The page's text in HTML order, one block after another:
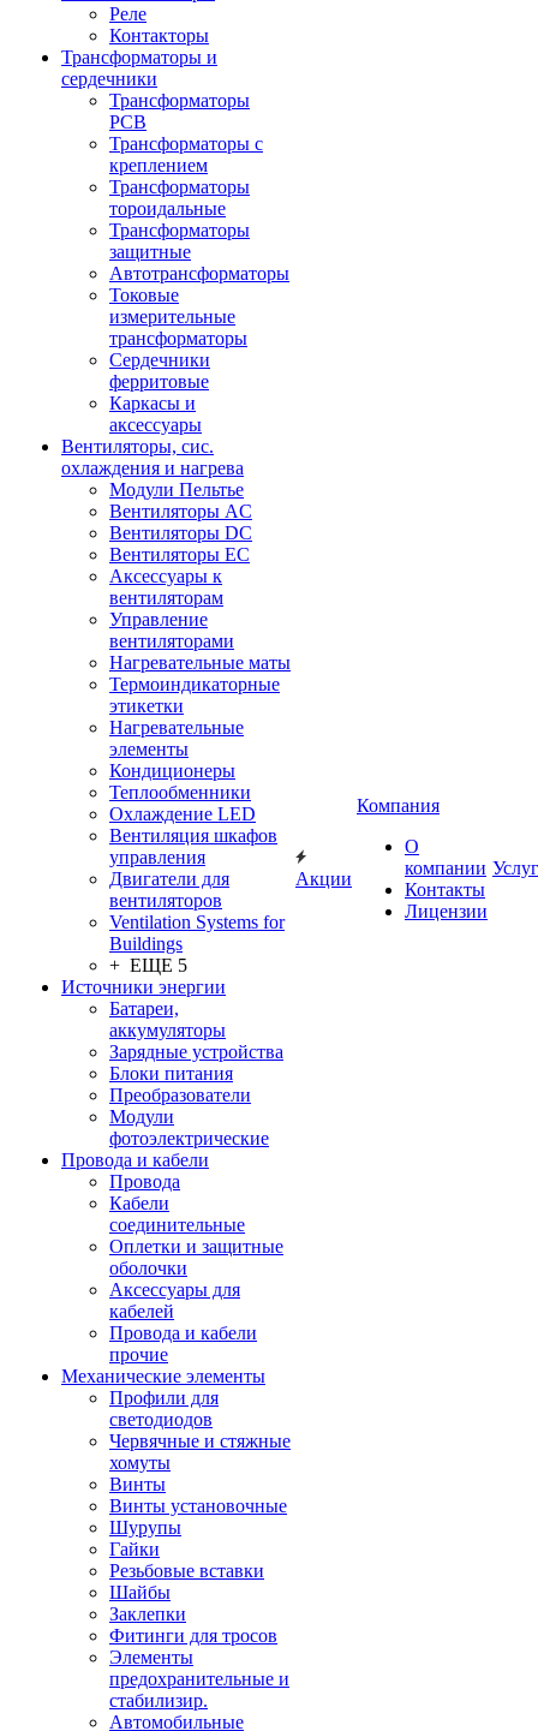
Реле
Контакторы
Трансформаторы и
сердечники
Трансформаторы
PCB
Трансформаторы с
креплением
Трансформаторы
тороидальные
Трансформаторы
защитные
Автотрансформаторы
Токовые
измерительные
трансформаторы
Сердечники
ферритовые
Каркасы и
аксессуары
Вентиляторы, сис.
охлаждения и нагрева
Модули Пельтье
Вентиляторы AC
Вентиляторы DC
Вентиляторы EC
Аксессуары к
вентиляторам
Управление
вентиляторами
Нагревательные маты
Термоиндикаторные
этикетки
Нагревательные
элементы
Кондиционеры
Теплообменники
Охлаждение LED
Вентиляция шкафов
управления
Двигатели для
вентиляторов
Ventilation Systems for
Buildings
+ ЕЩЕ 5
Источники энергии
Батареи,
аккумуляторы
Зарядные устройства
Блоки питания
Преобразователи
Модули
фотоэлектрические
Провода и кабели
Провода
Кабели
соединительные
Оплетки и защитные
оболочки
Аксессуары для
кабелей
Провода и кабели
прочие
Механические элементы
Профили для
светодиодов
Червячные и стяжные
хомуты
Винты
Винты установочные
Шурупы
Гайки
Резьбовые вставки
Шайбы
Заклепки
Фитинги для тросов
Элементы
предохранительные и
стабилизир.
Автомобильные
Акции
Компания
О
компании
Контакты
Лицензии